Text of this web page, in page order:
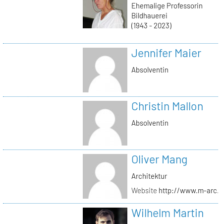
Ehemalige Professorin
Bildhauerei
(1943 - 2023)
Jennifer Maier
Absolventin
Christin Mallon
Absolventin
Oliver Mang
Architektur
Website http://www.m-
Wilhelm Martin